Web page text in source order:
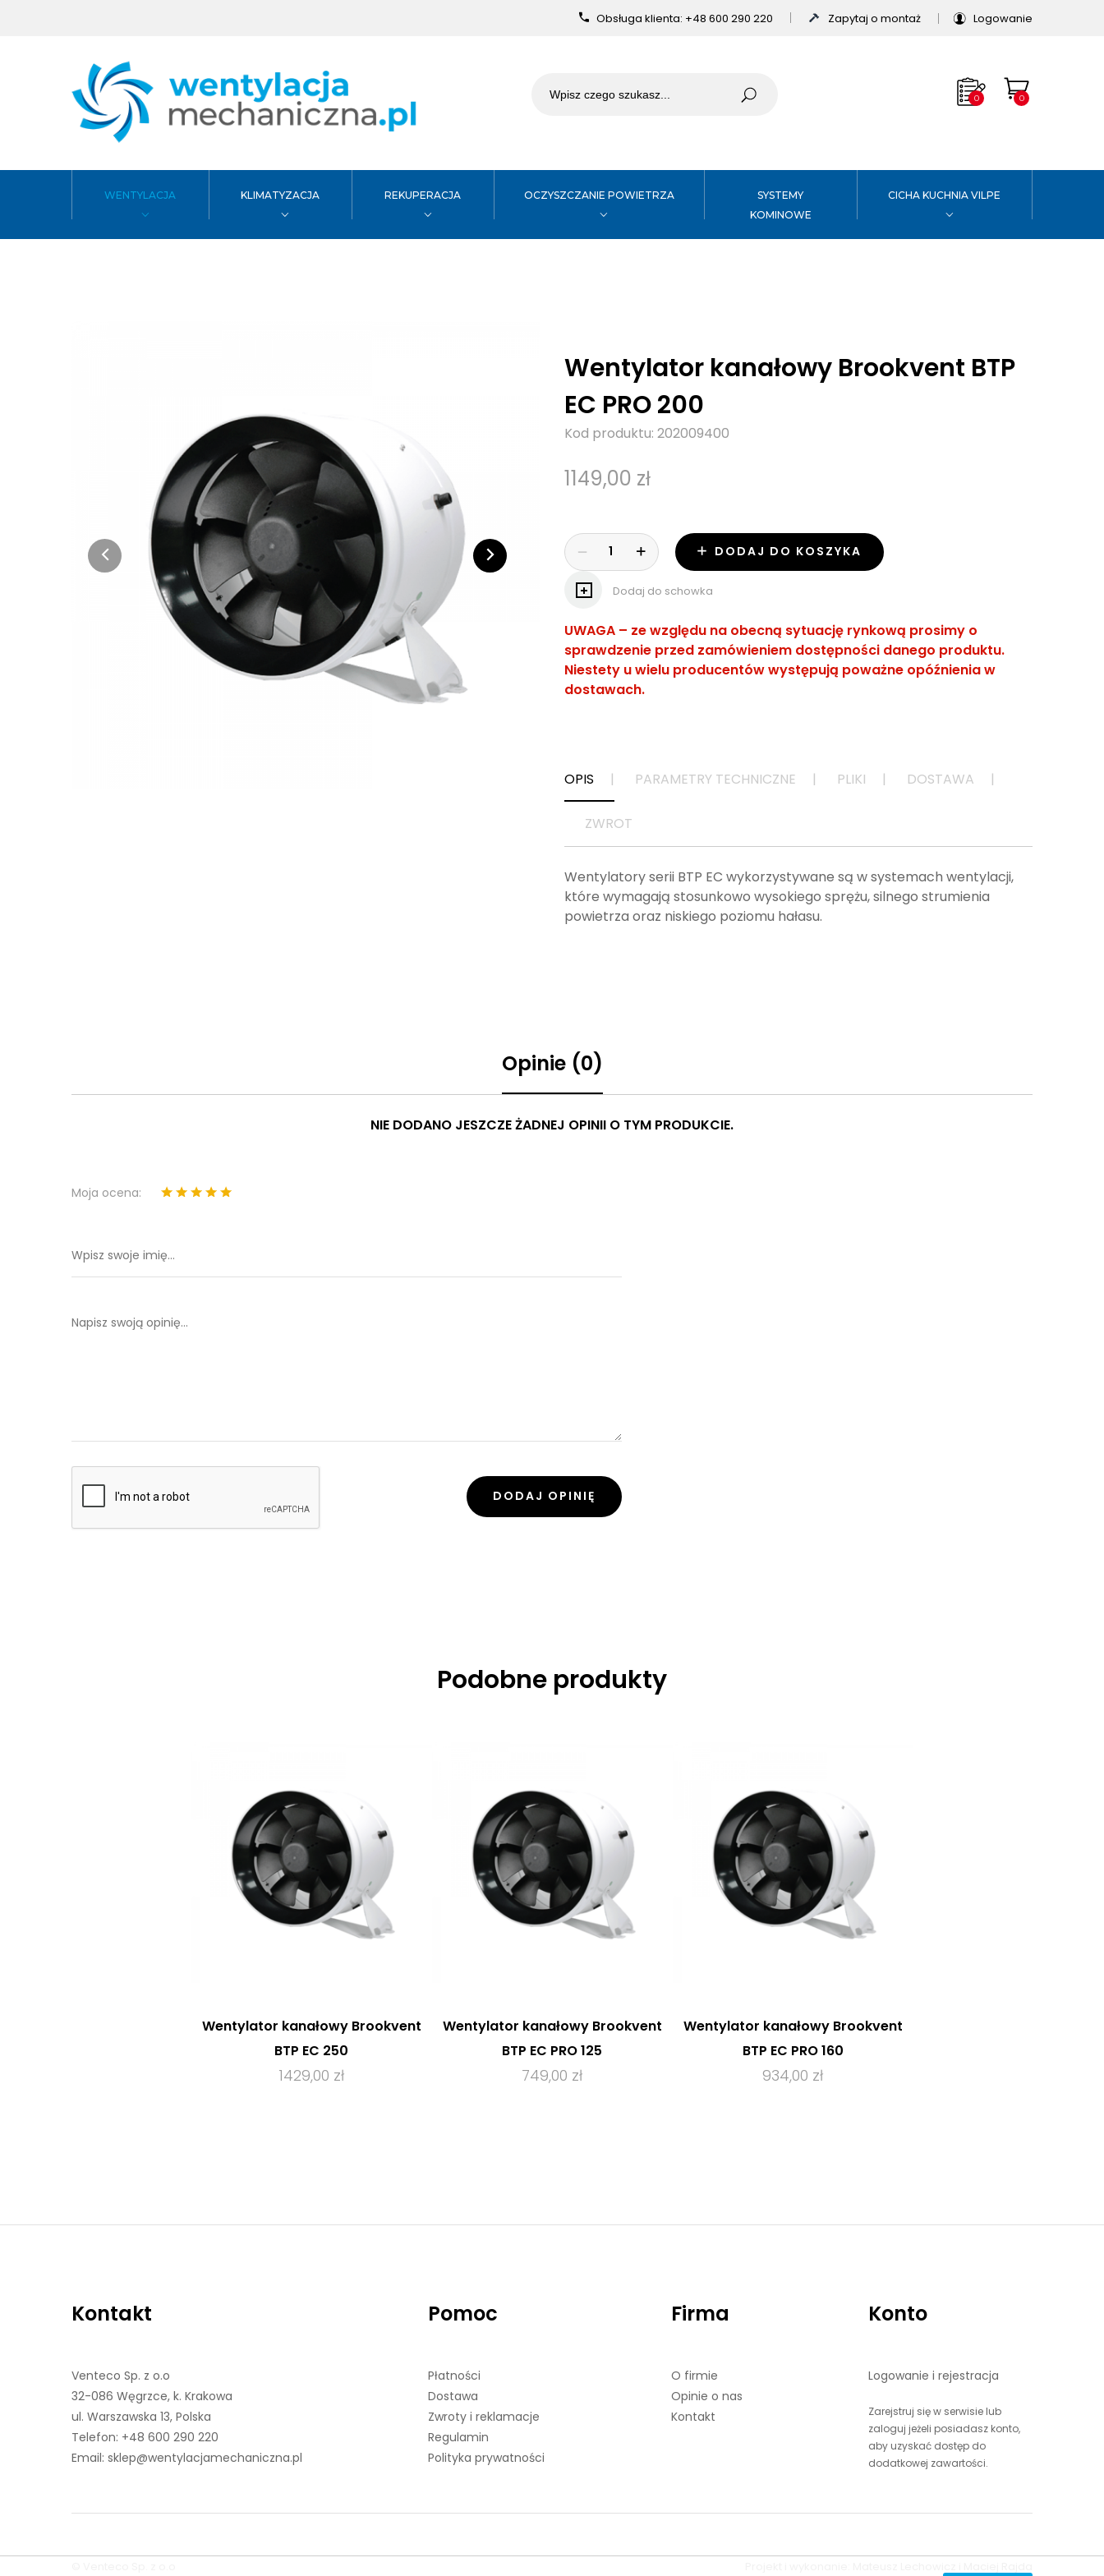
Obsługa klienta: +48 600 290 220 Zapytaj o montaż Logowanie
0 0
WENTYLACJA KLIMATYZACJA REKUPERACJA OCZYSZCZANIE POWIETRZA
SYSTEMY
KOMINOWE
CICHA KUCHNIA VILPE
Wentylator kanałowy Brookvent BTP
EC PRO 200
Kod produktu: 202009400
1149,00 zł
DODAJ DO KOSZYKA
Dodaj do schowka
UWAGA – ze względu na obecną sytuację rynkową prosimy o
sprawdzenie przed zamówieniem dostępności danego produktu.
Niestety u wielu producentów występują poważne opóźnienia w
dostawach.
OPIS PARAMETRY TECHNICZNE PLIKI DOSTAWA
ZWROT
Wentylatory serii BTP EC wykorzystywane są w systemach wentylacji,
które wymagają stosunkowo wysokiego sprężu, silnego strumienia
powietrza oraz niskiego poziomu hałasu.
Opinie (0)
NIE DODANO JESZCZE ŻADNEJ OPINII O TYM PRODUKCIE.
Moja ocena:
DODAJ OPINIĘ
Podobne produkty
Wentylator kanałowy Brookvent
BTP EC 250
1429,00 zł
Wentylator kanałowy Brookvent
BTP EC PRO 125
749,00 zł
Wentylator kanałowy Brookvent
BTP EC PRO 160
934,00 zł
Kontakt
Venteco Sp. z o.o
32-086 Węgrzce, k. Krakowa
ul. Warszawska 13, Polska
Telefon: +48 600 290 220
Email: sklep@wentylacjamechaniczna.pl
Pomoc
Płatności
Dostawa
Zwroty i reklamacje
Regulamin
Polityka prywatności
Firma
O firmie
Opinie o nas
Kontakt
Konto
Logowanie i rejestracja
Zarejstruj się w serwisie lub
zaloguj jeżeli posiadasz konto,
aby uzyskać dostęp do
dodatkowej zawartości.